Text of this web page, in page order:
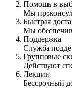
Помощь в
Мы
Быстрая
Мы
Поддержка
Служба
Групповые
Действуют
Лекции
Бессрочный